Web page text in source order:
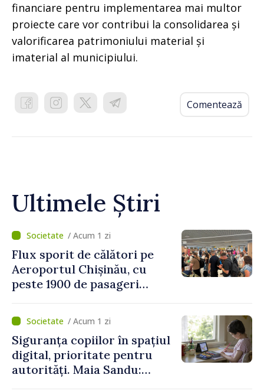
financiare pentru implementarea mai multor
proiecte care vor contribui la consolidarea și
valorificarea patrimoniului material și
imaterial al municipiului.
Comentează
Ultimele Știri
/ Acum 1 zi
Flux sporit de călători pe
Aeroportul Chișinău, cu
peste 1900 de pasageri
de vârf a concediilor
/ Acum 1 zi
Siguranța copiilor în spațiul
digital, prioritate pentru
autorități. Maia Sandu: